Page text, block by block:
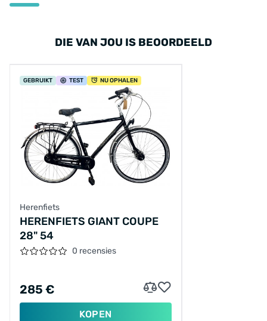
DIE VAN JOU IS BEOORDEELD
GEBRUIKT TEST NU OPHALEN
Herenfiets
HERENFIETS GIANT COUPE
28" 54
0 recensies
285 €
KOPEN